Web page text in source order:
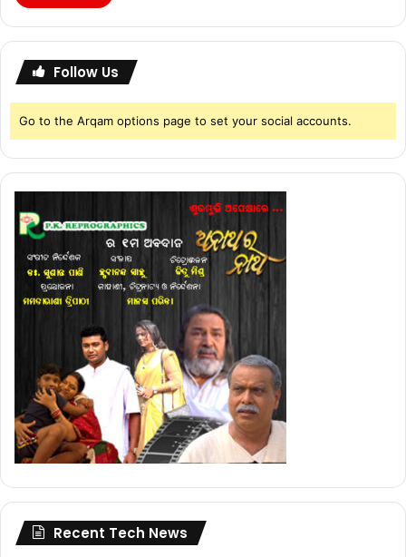
Follow Us
Go to the Arqam options page to set your social accounts.
Recent Tech News